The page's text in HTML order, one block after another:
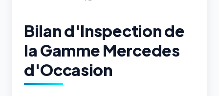
Bilan d'Inspection de
la Gamme Mercedes
d'Occasion